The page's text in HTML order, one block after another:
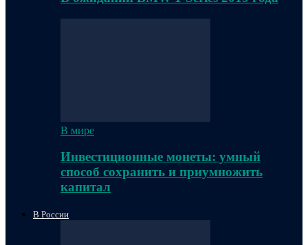
В мире
Инвестиционные монеты: умный
способ сохранить и приумножить
капитал
В России